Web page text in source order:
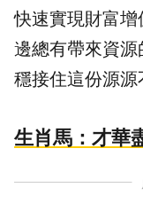
快速實現財富
邊總有帶來資
穩接住這份源源
生肖馬：才華